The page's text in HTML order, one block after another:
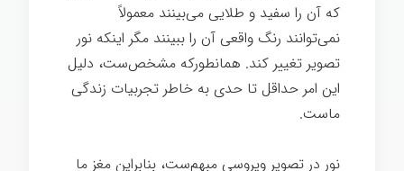
که آن را سفید و طلایی می‌بینند معمولاً
نمی‌توانند رنگ واقعی آن را ببینند مگر اینکه نور
تصویر تغییر کند. همانطورکه مشخص‌ست، دلیل
این امر حداقل تا حدی به خاطر تجربیات زندگی
ماست.
نور در تصویر ویروسی مبهم‌ست، بنابراین مغز ما